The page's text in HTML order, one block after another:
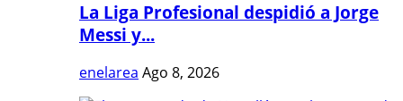
La Liga Profesional despidió a Jorge
Messi y...
enelarea Ago 8, 2026